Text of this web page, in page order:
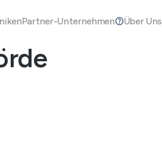
Partner-Unternehmen Über Uns